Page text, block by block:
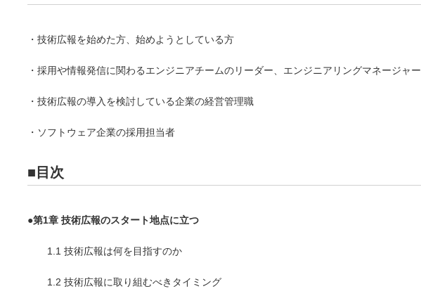
・技術広報を始めた方、始めようとしている方
・採用や情報発信に関わるエンジニアチームのリーダー、エンジニアリングマネージャー
・技術広報の導入を検討している企業の経営管理職
・ソフトウェア企業の採用担当者
■目次
●第1章 技術広報のスタート地点に立つ
1.1 技術広報は何を目指すのか
1.2 技術広報に取り組むべきタイミング